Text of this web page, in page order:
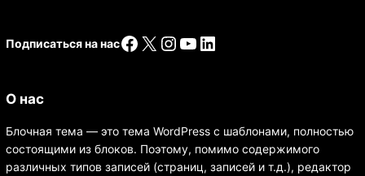
Подписаться на насFacebook
X Instagram
YouTube
LinkedIn
О нас
Блочная тема — это тема WordPress с шаблонами, полностью
состоящими из блоков. Поэтому, помимо содержимого
различных типов записей (страниц, записей и т.д.), редактор